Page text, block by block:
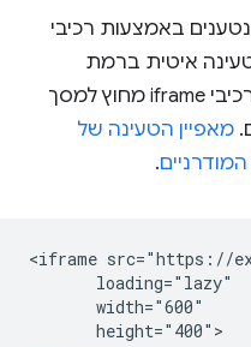
באמצעות רכיבי
איטית ברמת
הדפדפן כדי לדחות את טעינת רכיבי iframe מחוץ למסך
מאפיין הטעינה של
.
<iframe src="https://
       loading="lazy"
       width="600"
       height="400">